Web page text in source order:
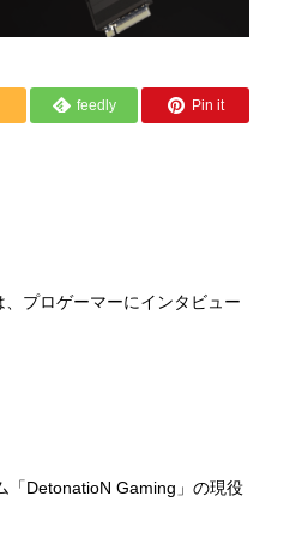
feedly Pin it
プロゲーマーにインタビュー
「DetonatioN Gaming」の現役